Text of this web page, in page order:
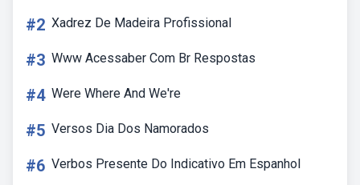
#2 Xadrez De Madeira Profissional
#3 Www Acessaber Com Br Respostas
#4 Were Where And We're
#5 Versos Dia Dos Namorados
#6 Verbos Presente Do Indicativo Em Espanhol